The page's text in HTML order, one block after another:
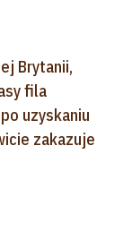
Brytanii,
fila
uzyskaniu
zakazuje